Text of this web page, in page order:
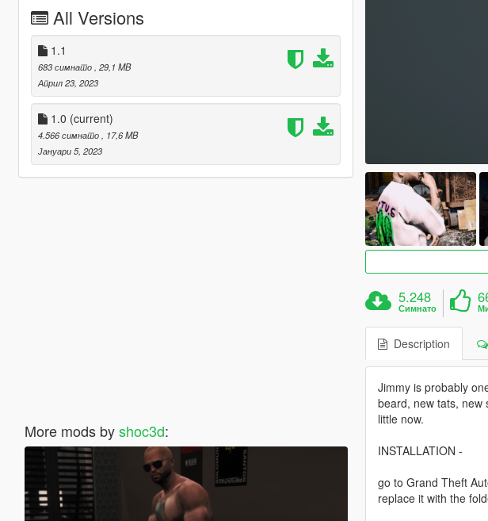
All Versions
1.1
683 симнато , 29,1 MB
Април 23, 2023
1.0 (current)
4.566 симнато
, 17,6 MB
Јануари 5, 2023
More mods byshoc3d:
5.248
Симнато
Description
Jimmy is probably
beard, new tats, new
little now.
INSTALLATION -
go to Grand Theft
replace it with the